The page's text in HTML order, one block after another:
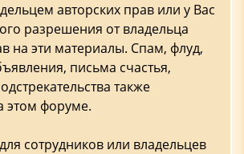
авторских прав или у Вас
разрешения от владельца
на эти материалы. Спам, флуд,
письма счастья,
также
этом форуме.
сотрудников или владельцев